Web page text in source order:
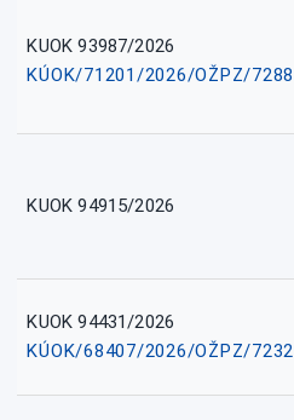
KUOK 93987/2026
KÚOK/71201/2026/OŽPZ/7288
KUOK 94915/2026
KUOK 94431/2026
KÚOK/68407/2026/OŽPZ/7232